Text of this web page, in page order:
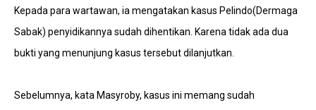
Kepada para wartawan, ia mengatakan kasus Pelindo(Dermaga
Sabak) penyidikannya sudah dihentikan. Karena tidak ada dua
bukti yang menunjung kasus tersebut dilanjutkan.
Sebelumnya, kata Masyroby, kasus ini memang sudah